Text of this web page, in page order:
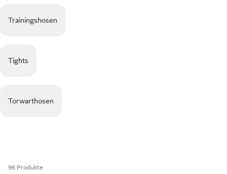
Trainingshosen
Tights
Torwarthosen
96 Produkte